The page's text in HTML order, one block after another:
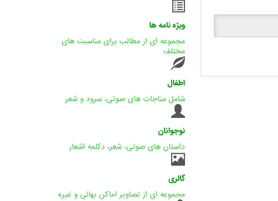
ویژه نامه ها
مجموعه ای از مطالب برای مناسبت های
مختلف
اطفال
شامل مناجات های صوتی، سرود و شعر
نوجوانان
داستان های صوتی، شعر، دکلمه اشعار
گالری
مجموعه ای از تصاویر اماکن بهائی و غیره